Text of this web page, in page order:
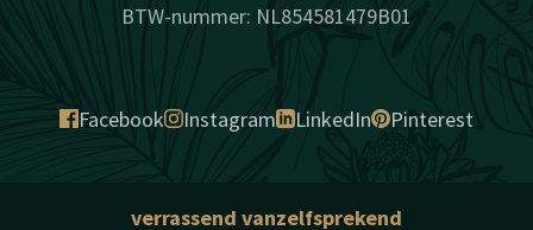
BTW-nummer: NL854581479B01
Facebook Instagram LinkedIn Pinterest
verrassend vanzelfsprekend